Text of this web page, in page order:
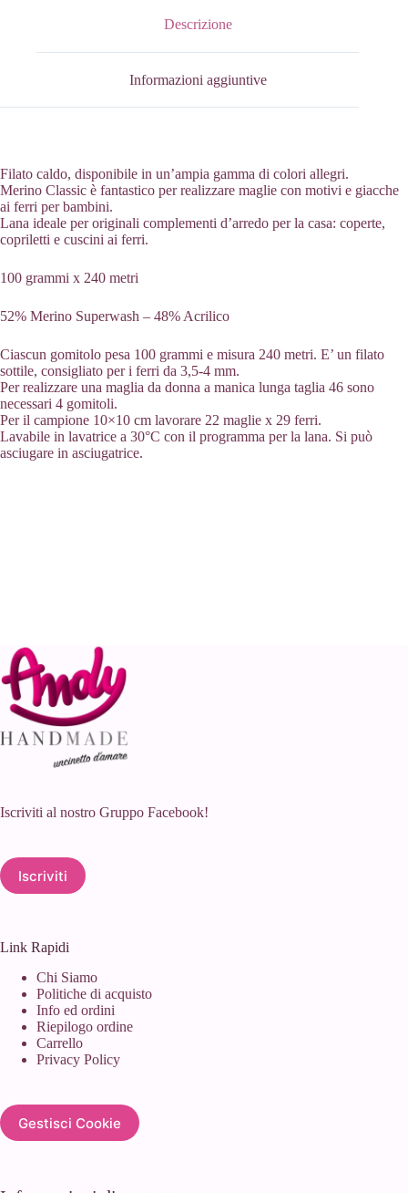
Descrizione
Informazioni aggiuntive
Filato caldo, disponibile in un’ampia gamma di colori allegri.
Merino Classic è fantastico per realizzare maglie con motivi e giacche
ai ferri per bambini.
Lana ideale per originali complementi d’arredo per la casa: coperte,
copriletti e cuscini ai ferri.
100 grammi x 240 metri
52% Merino Superwash – 48% Acrilico
Ciascun gomitolo pesa 100 grammi e misura 240 metri. E’ un filato
sottile, consigliato per i ferri da 3,5-4 mm.
Per realizzare una maglia da donna a manica lunga taglia 46 sono
necessari 4 gomitoli.
Per il campione 10×10 cm lavorare 22 maglie x 29 ferri.
Lavabile in lavatrice a 30°C con il programma per la lana. Si può
asciugare in asciugatrice.
Iscriviti al nostro Gruppo Facebook!
Iscriviti
Link Rapidi
Chi Siamo
Politiche di acquisto
Info ed ordini
Riepilogo ordine
Carrello
Privacy Policy
Gestisci Cookie